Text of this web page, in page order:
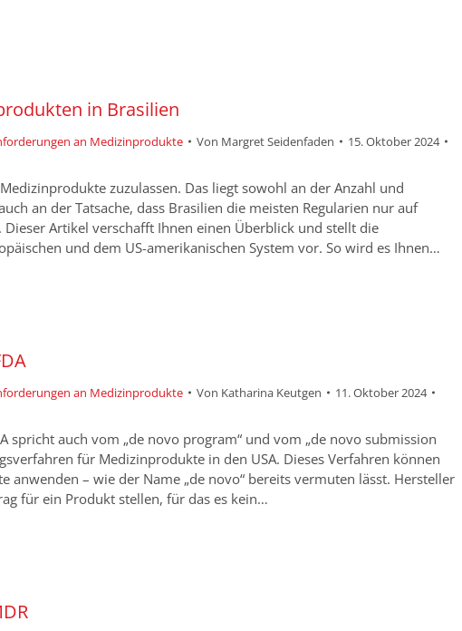
in Brasilien
an Medizinprodukte Von Margret Seidenfaden
15. Oktober 2024
zuzulassen. Das liegt sowohl an der Anzahl und
an der Tatsache, dass Brasilien die meisten Regularien nur auf
Artikel verschafft Ihnen einen Überblick und stellt die
und dem US-amerikanischen System vor. So wird es Ihnen…
an Medizinprodukte Von Katharina Keutgen
11. Oktober 2024
spricht auch vom „de novo program“ und vom „de novo submission
für Medizinprodukte in den USA. Dieses Verfahren können
anwenden – wie der Name „de novo“ bereits vermuten lässt. Hersteller
für ein Produkt stellen, für das es kein…